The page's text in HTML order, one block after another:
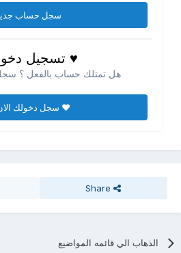
سجل حساب
♥ تسجيل
هل تمتلك حساب بالفعل ؟
♥ سجل دخولك
Share
الذهاب الي قائمه المواضيع